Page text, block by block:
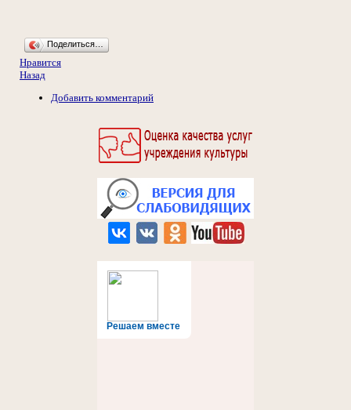
Решаем вместе
Поделиться…
Нравится
Назад
Добавить комментарий